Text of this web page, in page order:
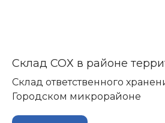
Склад СОХ в районе
Склад ответственного
Городском микрорайоне